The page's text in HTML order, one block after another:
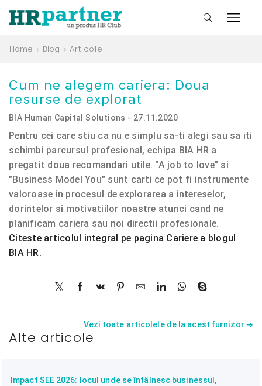
Home Blog Articole
Cum ne alegem cariera: Doua
resurse de explorat
BIA Human Capital Solutions - 27.11.2020
Pentru cei care stiu ca nu e simplu sa-ti alegi sau sa iti
schimbi parcursul profesional, echipa BIA HR a
pregatit doua recomandari utile. "A job to love" si
"Business Model You" sunt carti ce pot fi instrumente
valoroase in procesul de explorarea a intereselor,
dorintelor si motivatiilor noastre atunci cand ne
planificam cariera sau noi directii profesionale.
Citeste articolul integral pe pagina Cariere a blogul
BIA HR.
Vezi toate articolele de la acest furnizor ➔
Alte articole
Impact SEE 2026: locul unde se întâlnesc businessul,